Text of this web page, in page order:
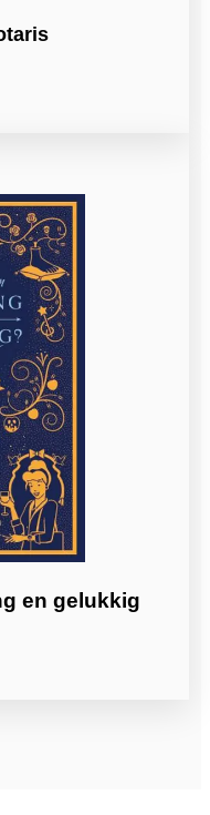
en gelukkig